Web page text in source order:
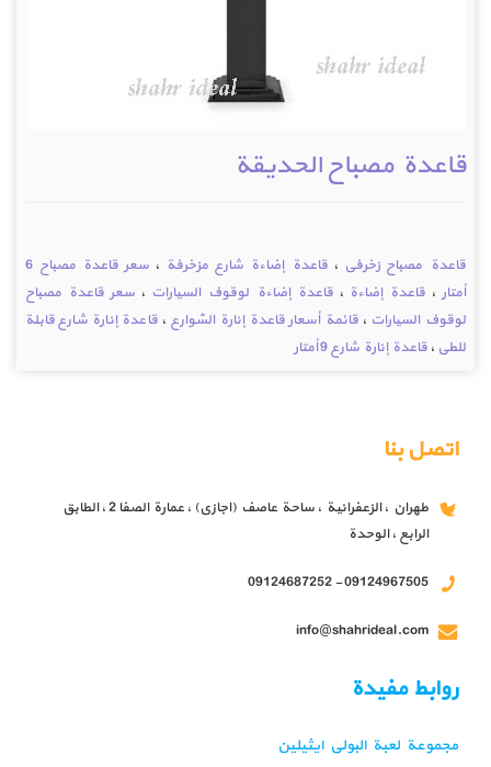
قاعدة مصباح الحديقة
قاعدة مصباح زخرفي ،قاعدة إضاءة شارع مزخرفة ،
سعر قاعدة مصباح 6
أمتار،قاعدة إضاءة ،قاعدة إضاءة لوقوف السيارات ، سعر قاعدة مصباح
لوقوف السيارات ،قائمة أسعار قاعدة إنارة الشوارع ، قاعدة إنارة شارع قابلة
للطي ،قاعدة إنارة شارع 9 أمتار
اتصل بنا
طهران ، الزعفرانية ، ساحة عاصف (اجازي) ، عمارة الصفا 2 ، الطابق
الرابع ، الوحدة
09124967505 - 09124687252
info@shahrideal.com
روابط مفيدة
مجموعة لعبة البولي ايثيلين